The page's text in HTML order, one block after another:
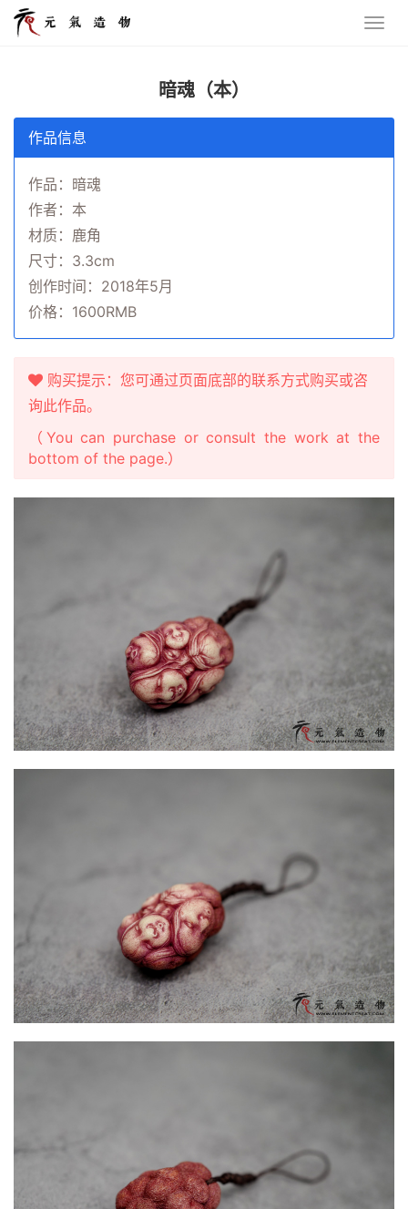
暗魂（本）
作品信息
作品：暗魂
作者：本
材质：鹿角
尺寸：3.3cm
创作时间：2018年5月
价格：1600RMB
购买提示：您可通过页面底部的联系方式购买或咨
询此作品。
（You can purchase or consult the work at the
bottom of the page.）